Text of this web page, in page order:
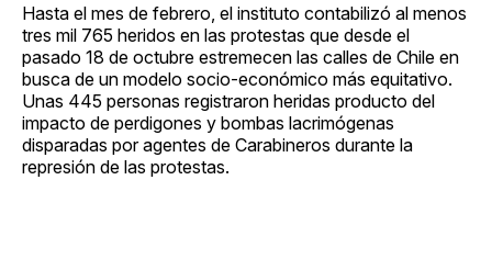
Hasta el mes de febrero, el instituto contabilizó al menos
tres mil 765 heridos en las protestas que desde el
pasado 18 de octubre estremecen las calles de Chile en
busca de un modelo socio-económico más equitativo.
Unas 445 personas registraron heridas producto del
impacto de perdigones y bombas lacrimógenas
disparadas por agentes de Carabineros durante la
represión de las protestas.